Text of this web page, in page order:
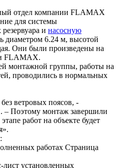
отдел компании FLAMAX
для системы
и насосную
диаметром 6.24 м, высотой
Они были произведены на
FLAMAX.
монтажной группы, работы на
проводились в нормальных
ветровых поясов, -
– Поэтому монтаж завершили
работ на объекте будет
работах Страница
лист установленных